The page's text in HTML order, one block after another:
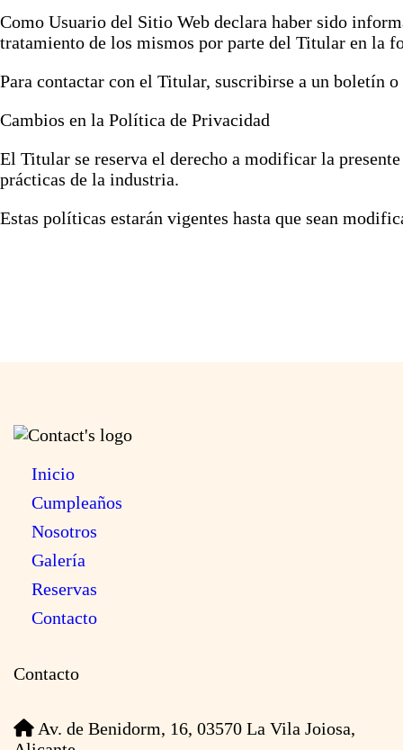
Como Usuario del Sitio Web declara haber sido
tratamiento de los mismos por parte del Titular en la
Para contactar con el Titular, suscribirse a un boletín
Cambios en la Política de Privacidad
El Titular se reserva el derecho a modificar la
prácticas de la industria.
Estas políticas estarán vigentes hasta que sean
Inicio
Cumpleaños
Nosotros
Galería
Reservas
Contacto
Contacto
Av. de Benidorm, 16, 03570 La Vila Joiosa,